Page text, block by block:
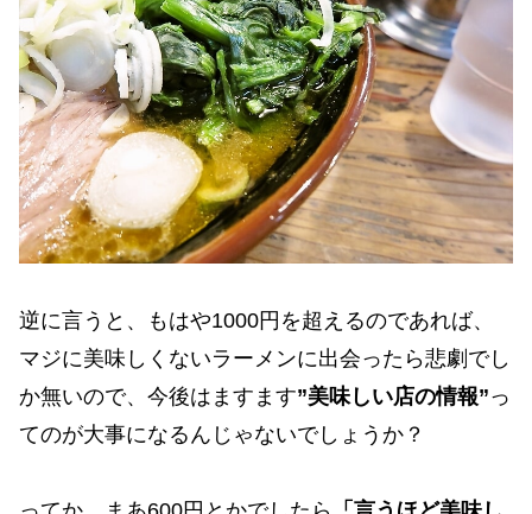
逆に言うと、もはや1000円を超えるのであれば、
マジに美味しくないラーメンに出会ったら悲劇でし
か無いので、今後はますます”美味しい店の情報”っ
てのが大事になるんじゃないでしょうか？